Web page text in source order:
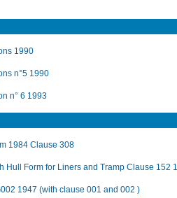
1990
n°5 1990
n° 6 1993
1984 Clause 308
Hull Form for Liners and Tramp Clause 152
1947 (with clause 001 and 002 )